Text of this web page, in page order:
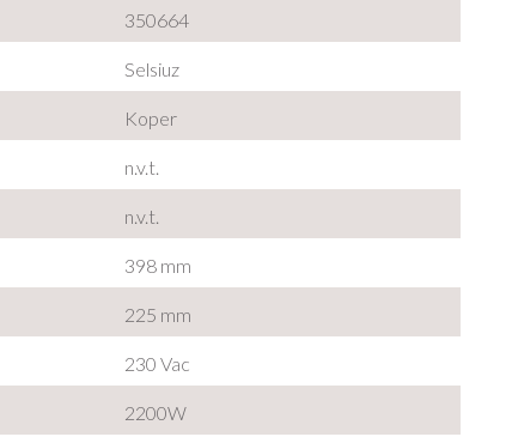
350664
Selsiuz
Koper
n.v.t.
n.v.t.
398 mm
225 mm
230 Vac
2200W